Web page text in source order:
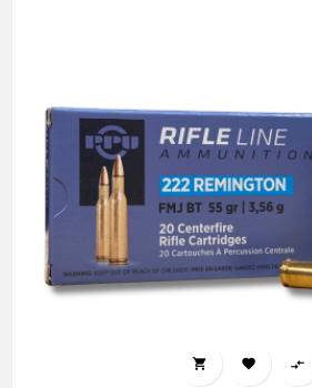
  